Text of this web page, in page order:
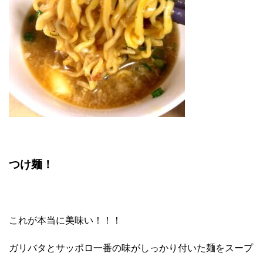
つけ麺！
これが本当に美味い！！！
ガリバタとサッポロ一番の味がしっかり付いた麺をスープ